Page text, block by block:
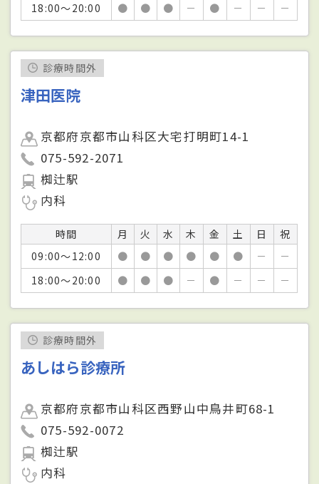
18:00～20:00
● ● ● － ● － － －
診療時間外
津田医院
京都府京都市山科区大宅打明町14-1
075-592-2071
椥辻駅
内科
時間 月 火 水 木 金 土 日
祝
09:00～12:00
● ● ● ● ● ● －
－
18:00～20:00
● ● ● － ● － － －
診療時間外
あしはら診療所
京都府京都市山科区西野山中鳥井町68-1
075-592-0072
椥辻駅
内科